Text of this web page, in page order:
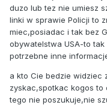
duzo lub tez nie umiesz
linki w sprawie Policji to
miec,posiadac i tak bez
obywatelstwa USA-to
potrzebne inne
a kto Cie bedzie widziec
zyskac,spotkac kogos to
tego nie poszukuje,nie